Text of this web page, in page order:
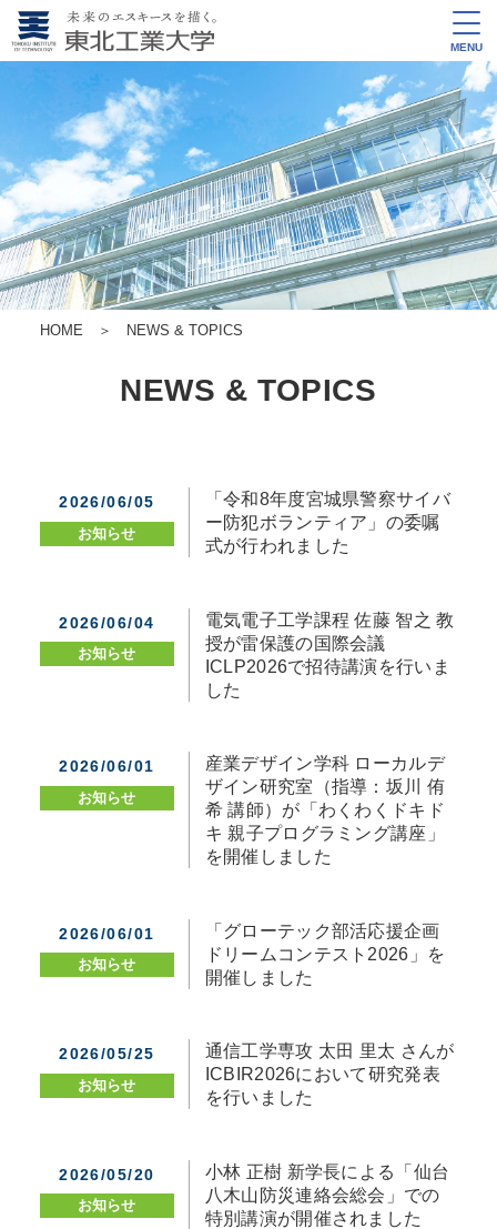
MENU
HOME ＞ NEWS & TOPICS
NEWS & TOPICS
2026/06/05
お知らせ
「令和8年度宮城県警察サイバ
ー防犯ボランティア」の委嘱
式が行われました
2026/06/04
お知らせ
電気電子工学課程 佐藤 智之 教
授が雷保護の国際会議
ICLP2026で招待講演を行いま
した
2026/06/01
お知らせ
産業デザイン学科 ローカルデ
ザイン研究室（指導：坂川 侑
希 講師）が「わくわくドキド
キ 親子プログラミング講座」
を開催しました
2026/06/01
お知らせ
「グローテック部活応援企画
ドリームコンテスト2026」を
開催しました
2026/05/25
お知らせ
通信工学専攻 太田 里太 さんが
ICBIR2026において研究発表
を行いました
2026/05/20
お知らせ
小林 正樹 新学長による「仙台
八木山防災連絡会総会」での
特別講演が開催されました